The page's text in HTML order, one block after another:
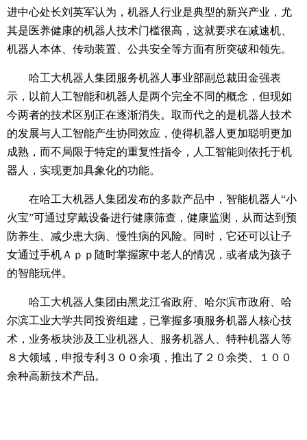
进中心处长刘英军认为，机器人行业是典型的新兴产业，尤
其是医养健康的机器人技术门槛很高，这就要求在减速机、
机器人本体、传动装置、公共安全等方面有所突破和领先。
哈工大机器人集团服务机器人事业部副总裁田金强表
示，以前人工智能和机器人是两个完全不同的概念，但现如
今两者的技术区别正在逐渐消失。取而代之的是机器人技术
的发展与人工智能产生协同效应，使得机器人更加聪明更加
成熟，而不局限于特定的重复性指令，人工智能则依托于机
器人，实现更加具象化的功能。
在哈工大机器人集团发布的多款产品中，智能机器人“小
火宝”可通过穿戴设备进行健康筛查，健康监测，从而达到预
防养生、减少患大病、慢性病的风险。同时，它还可以让子
女通过手机Ａｐｐ随时掌握家中老人的情况，或者成为孩子
的智能玩伴。
哈工大机器人集团由黑龙江省政府、哈尔滨市政府、哈
尔滨工业大学共同投资组建，已掌握多项服务机器人核心技
术，业务板块涉及工业机器人、服务机器人、特种机器人等
８大领域，申报专利３００余项，推出了２０余类、１００
余种高新技术产品。